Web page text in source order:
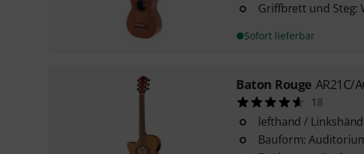
Griffbrett und Steg:
Sofort lieferbar
Baton Rouge AR21C/
18
lefthand /
Bauform: